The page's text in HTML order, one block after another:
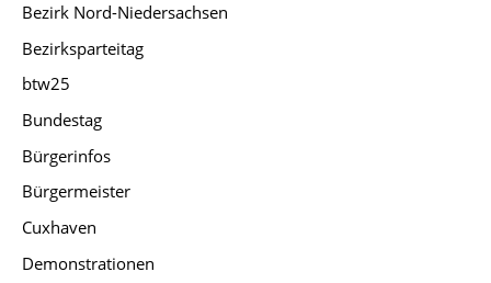
Bezirk Nord-Niedersachsen
Bezirksparteitag
btw25
Bundestag
Bürgerinfos
Bürgermeister
Cuxhaven
Demonstrationen